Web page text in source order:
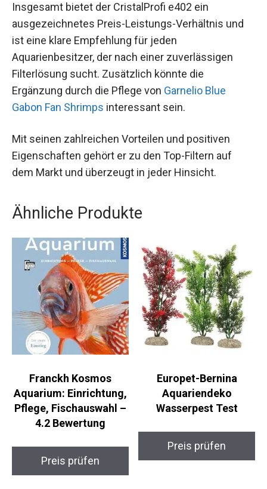
Insgesamt bietet der CristalProfi e402 ein
ausgezeichnetes Preis-Leistungs-Verhältnis und
ist eine klare Empfehlung für jeden
Aquarienbesitzer, der nach einer zuverlässigen
Filterlösung sucht. Zusätzlich könnte die
Ergänzung durch die Pflege von Garnelio Blue
Gabon Fan Shrimps interessant sein.
Mit seinen zahlreichen Vorteilen und positiven
Eigenschaften gehört er zu den Top-Filtern auf
dem Markt und überzeugt in jeder Hinsicht.
Ähnliche Produkte
Franckh Kosmos
Aquarium: Einrichtung,
Pflege, Fischauswahl –
4.2 Bewertung
Preis prüfen
Europet-Bernina
Aquariendeko
Wasserpest Test
Preis prüfen